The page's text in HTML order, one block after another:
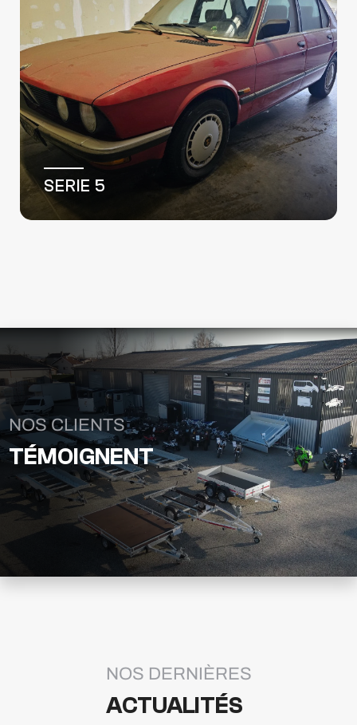
TRAFIC III FG
NOS CLIENTS
TÉMOIGNENT
NOS DERNIÈRES
ACTUALITÉS